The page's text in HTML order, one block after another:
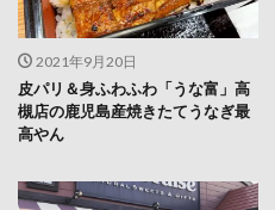
2021年9月20日
皮パリ＆身ふわふわ「うな富」高
槻店の鹿児島産焼きたてうなぎ最
高やん